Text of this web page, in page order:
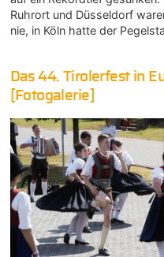
Ruhrort und Düsseldorf
nie, in Köln hatte der
Das 44. Tirolerfest in
[Fotogalerie]